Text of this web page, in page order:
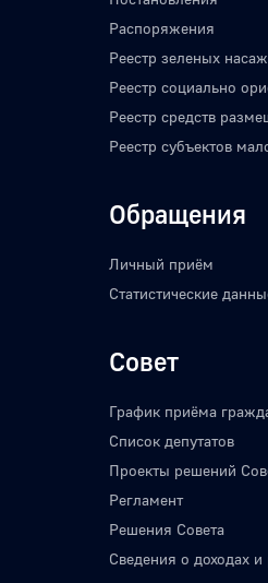
Распоряжения
Реестр зеленых
Реестр социально
Реестр средств
Реестр субъектов
Обращения
Личный приём
Статистические
Совет
График приёма
Список депутатов
Проекты решений
Регламент
Решения Совета
Сведения о доходах и